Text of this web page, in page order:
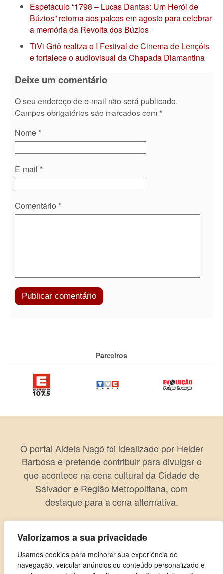
Valorizamos a sua privacidade
Usamos cookies para melhorar sua experiência de
navegação, veicular anúncios ou conteúdo personalizado e
Espetáculo “1798 – Lucas Dantas: Um Herói de
Búzios” retorna aos palcos em agosto para celebrar
a memória da Revolta dos Búzios
TiVi Griô realiza o I Festival de Cinema de Lençóis
e fortalece o audiovisual da Chapada Diamantina
Deixe um comentário
O seu endereço de e-mail não será publicado.
Campos obrigatórios são marcados com *
Nome *
E-mail *
Comentário *
Parceiros
O portal Aldeia Nagô foi idealizado por Helder
Barbosa e pretende contribuir para divulgar o
que acontece na cena cultural da Cidade de
Salvador e Região Metropolitana, com
destaque para a cena alternativa.